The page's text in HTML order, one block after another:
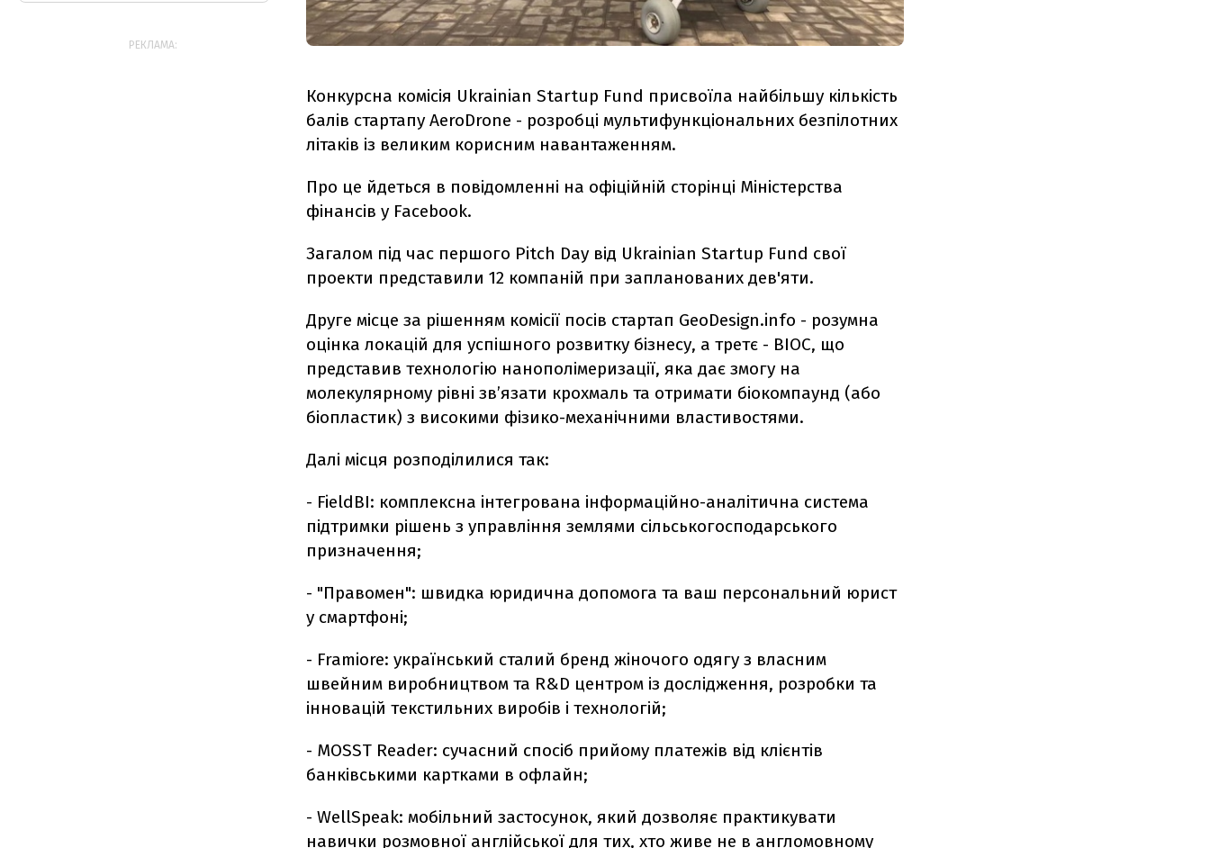
Конкурсна комісія Ukrainian Startup Fund присвоїла найбільшу кількість
балів стартапу AeroDrone - розробці мультифункціональних безпілотних
літаків із великим корисним навантаженням.
Про це йдеться в повідомленні на офіційній сторінці Міністерства
фінансів у Facebook.
Загалом під час першого Pitch Day від Ukrainian Startup Fund свої
проекти представили 12 компаній при запланованих дев'яти.
Друге місце за рішенням комісії посів стартап GeoDesign.info - розумна
оцінка локацій для успішного розвитку бізнесу, а третє - BIOC, що
представив технологію нанополімеризації, яка дає змогу на
молекулярному рівні зв’язати крохмаль та отримати біокомпаунд (або
біопластик) з високими фізико-механічними властивостями.
Далі місця розподілилися так:
- FieldBI: комплексна інтегрована інформаційно-аналітична система
підтримки рішень з управління землями сільськогосподарського
призначення;
- "Правомен": швидка юридична допомога та ваш персональний юрист
у смартфоні;
- Framiore: український сталий бренд жіночого одягу з власним
швейним виробництвом та R&D центром із дослідження, розробки та
інновацій текстильних виробів і технологій;
- MOSST Reader: сучасний спосіб прийому платежів від клієнтів
банківськими картками в офлайн;
- WellSpeak: мобільний застосунок, який дозволяє практикувати
навички розмовної англійської для тих, хто живе не в англомовному
РЕКЛАМА: